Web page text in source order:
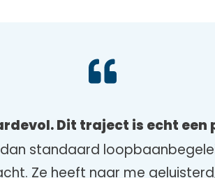
Dit traject is echt een
standaard
Ze heeft naar me